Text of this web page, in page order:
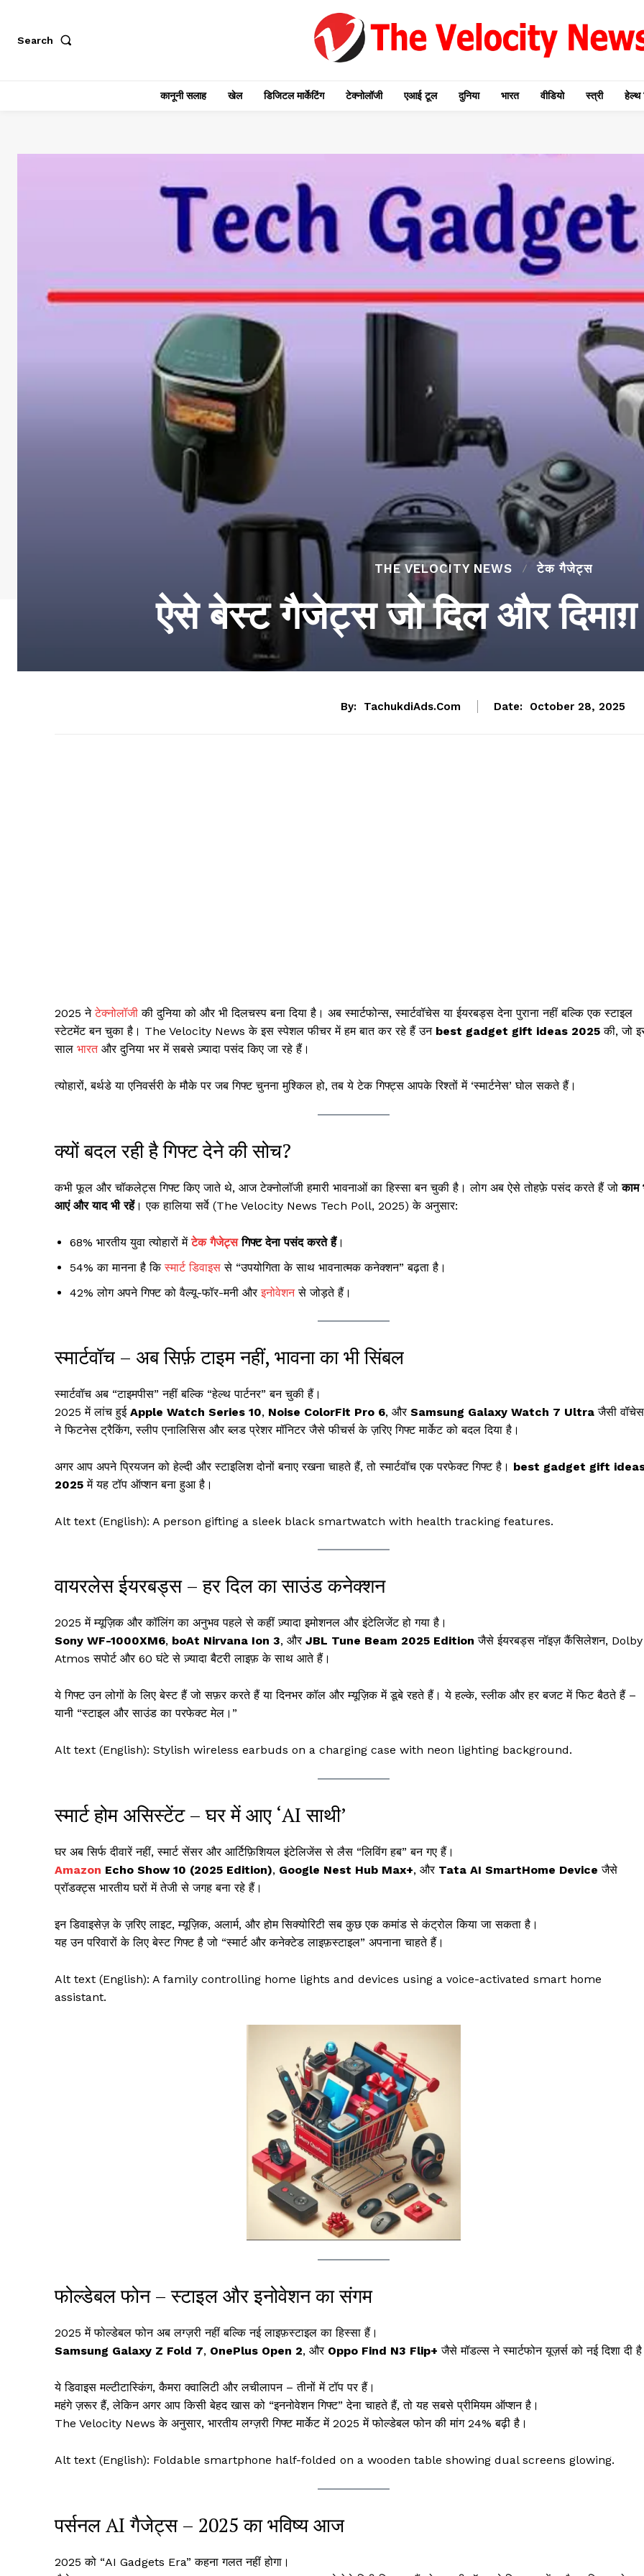
Search
कानूनी सलाह खेल डिजिटल मार्केटिंग टेक्नोलॉजी एआई टूल दुनिया भारत वीडियो स्त्री हेल्थ
THE VELOCITY NEWS टेक गैजेट्स
ऐसे बेस्ट गैजेट्स जो दिल और दिमाग़
By: TachukdiAds.com Date: October 28, 2025
2025 नेटेक्नोलॉजी की दुनिया को और भी दिलचस्प बना दिया है। अब स्मार्टफोन्स, स्मार्टवॉचेस या ईयरबड्स देना पुराना नहीं बल्कि एक स्टाइल
स्टेटमेंट बन चुका है। The Velocity News के इस स्पेशल फीचर में हम बात कर रहे हैं उन best gadget gift ideas 2025 की, जो
साल भारतऔर दुनिया भर में सबसे ज़्यादा पसंद किए जा रहे हैं।
त्योहारों, बर्थडे या एनिवर्सरी के मौके पर जब गिफ्ट चुनना मुश्किल हो, तब ये टेक गिफ्ट्स आपके रिश्तों में ‘स्मार्टनेस’ घोल सकते हैं।
क्यों बदल रही है गिफ्ट देने की सोच?
कभी फूल और चॉकलेट्स गिफ्ट किए जाते थे, आज टेक्नोलॉजी हमारी भावनाओं का हिस्सा बन चुकी है। लोग अब ऐसे तोहफ़े पसंद करते हैं जोकाम
आएं और याद भी रहें। एक हालिया सर्वे (The Velocity News Tech Poll, 2025) के अनुसार:
68% भारतीय युवा त्योहारों मेंटेक गैजेट्सगिफ्ट देना पसंद करते हैं।
54% का मानना है किस्मार्ट डिवाइस से “उपयोगिता के साथ भावनात्मक कनेक्शन” बढ़ता है।
42% लोग अपने गिफ्ट को वैल्यू-फॉर-मनी औरइनोवेशनसे जोड़ते हैं।
स्मार्टवॉच – अब सिर्फ़ टाइम नहीं, भावना का भी सिंबल
स्मार्टवॉच अब “टाइमपीस” नहीं बल्कि “हेल्थ पार्टनर” बन चुकी हैं।
2025 में लांच हुई Apple Watch Series 10, Noise ColorFit Pro 6, और Samsung Galaxy Watch 7 Ultra जैसी वॉचेस
ने फिटनेस ट्रैकिंग, स्लीप एनालिसिस और ब्लड प्रेशर मॉनिटर जैसे फीचर्स के ज़रिए गिफ्ट मार्केट को बदल दिया है।
अगर आप अपने प्रियजन को हेल्दी और स्टाइलिश दोनों बनाए रखना चाहते हैं, तो स्मार्टवॉच एक परफेक्ट गिफ्ट है। best gadget gift
2025 में यह टॉप ऑप्शन बना हुआ है।
Alt text (English): A person gifting a sleek black smartwatch with health tracking features.
वायरलेस ईयरबड्स – हर दिल का साउंड कनेक्शन
2025 में म्यूज़िक और कॉलिंग का अनुभव पहले से कहीं ज़्यादा इमोशनल और इंटेलिजेंट हो गया है।
Sony WF-1000XM6, boAt Nirvana Ion 3, और JBL Tune Beam 2025 Edition जैसे ईयरबड्स नॉइज़ कैंसिलेशन, Dolby
Atmos सपोर्ट और 60 घंटे से ज़्यादा बैटरी लाइफ़ के साथ आते हैं।
ये गिफ्ट उन लोगों के लिए बेस्ट हैं जो सफ़र करते हैं या दिनभर कॉल और म्यूज़िक में डूबे रहते हैं। ये हल्के, स्लीक और हर बजट में फिट बैठते हैं –
यानी “स्टाइल और साउंड का परफेक्ट मेल।”
Alt text (English): Stylish wireless earbuds on a charging case with neon lighting background.
स्मार्ट होम असिस्टेंट – घर में आए ‘AI साथी’
घर अब सिर्फ दीवारें नहीं, स्मार्ट सेंसर और आर्टिफ़िशियल इंटेलिजेंस से लैस “लिविंग हब” बन गए हैं।
Amazon Echo Show 10 (2025 Edition), Google Nest Hub Max+, और Tata AI SmartHome Device जैसे
प्रॉडक्ट्स भारतीय घरों में तेजी से जगह बना रहे हैं।
इन डिवाइसेज़ के ज़रिए लाइट, म्यूज़िक, अलार्म, और होम सिक्योरिटी सब कुछ एक कमांड से कंट्रोल किया जा सकता है।
यह उन परिवारों के लिए बेस्ट गिफ्ट है जो “स्मार्ट और कनेक्टेड लाइफ़स्टाइल” अपनाना चाहते हैं।
Alt text (English): A family controlling home lights and devices using a voice-activated smart home
assistant.
फोल्डेबल फोन – स्टाइल और इनोवेशन का संगम
2025 में फोल्डेबल फोन अब लग्ज़री नहीं बल्कि नई लाइफ़स्टाइल का हिस्सा हैं।
Samsung Galaxy Z Fold 7, OnePlus Open 2, और Oppo Find N3 Flip+ जैसे मॉडल्स ने स्मार्टफोन यूज़र्स को नई दिशा दी
ये डिवाइस मल्टीटास्किंग, कैमरा क्वालिटी और लचीलापन – तीनों में टॉप पर हैं।
महंगे ज़रूर हैं, लेकिन अगर आप किसी बेहद खास को “इननोवेशन गिफ्ट” देना चाहते हैं, तो यह सबसे प्रीमियम ऑप्शन है।
The Velocity News के अनुसार, भारतीय लग्ज़री गिफ्ट मार्केट में 2025 में फोल्डेबल फोन की मांग 24% बढ़ी है।
Alt text (English): Foldable smartphone half-folded on a wooden table showing dual screens glowing.
पर्सनल AI गैजेट्स – 2025 का भविष्य आज
2025 को “AI Gadgets Era” कहना गलत नहीं होगा।